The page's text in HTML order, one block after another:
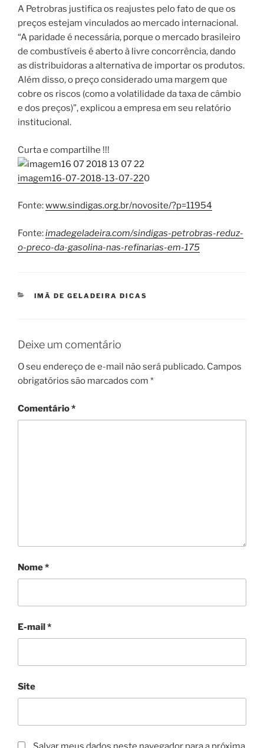
A Petrobras justifica os reajustes pelo fato de que os
preços estejam vinculados ao mercado internacional.
“A paridade é necessária, porque o mercado brasileiro
de combustíveis é aberto à livre concorrência, dando
as distribuidoras a alternativa de importar os produtos.
Além disso, o preço considerado uma margem que
cobre os riscos (como a volatilidade da taxa de câmbio
e dos preços)”, explicou a empresa em seu relatório
institucional.
Curta e compartilhe !!!
imagem16-07-2018-13-07-220
Fonte:www.sindigas.org.br/novosite/?p=11954
Fonte:imadegeladeira.com/sindigas-petrobras-reduz-
o-preco-da-gasolina-nas-refinarias-em-175
CATEGORIAS
IMÃ DE GELADEIRA DICAS
Deixe um comentário
O seu endereço de e-mail não será publicado. Campos
obrigatórios são marcados com *
Comentário*
Nome*
E-mail*
Site